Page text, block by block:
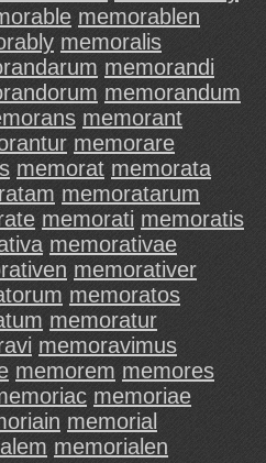
memorablen
memoralis
memorandi
memorandum
memorant
memorare
memorat memorata
memoratarum
memorati memoratis
memorativae
memorativer
memoratos
memoratur
memoravimus
memorem memores
memoriae
memorial
memorialen